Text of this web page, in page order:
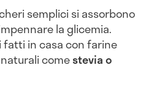
semplici si assorbono
la glicemia.
fatti in casa con farine
comestevia o